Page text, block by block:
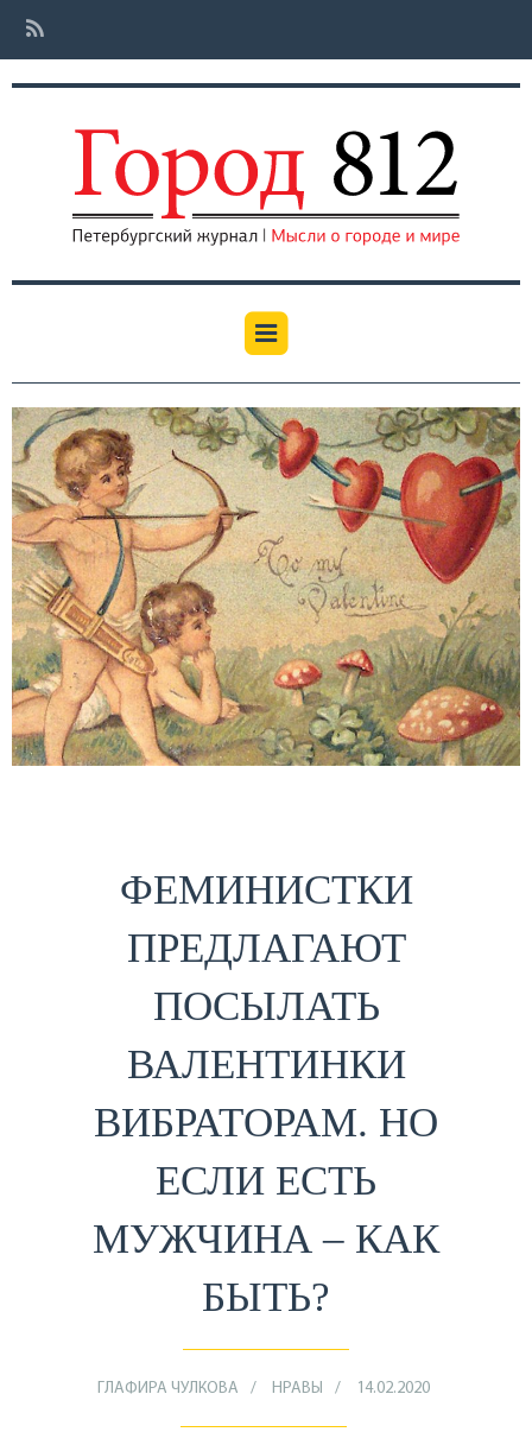
ФЕМИНИСТКИ
ПРЕДЛАГАЮТ
ПОСЫЛАТЬ
ВАЛЕНТИНКИ
ВИБРАТОРАМ. НО
ЕСЛИ ЕСТЬ
МУЖЧИНА – КАК
БЫТЬ?
ГЛАФИРА ЧУЛКОВА НРАВЫ 14.02.2020